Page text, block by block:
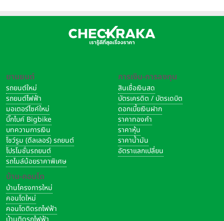
ยานยนต์
รถยนต์ใหม่
รถยนต์ไฟฟ้า
มอเตอร์ไซค์ใหม่
บิ๊กไบค์ Bigbike
บทความการเงิน
โชว์รูม (ดีลเลอร์) รถยนต์
โปรโมชั่นรถยนต์
รถไมล์น้อยราคาพิเศษ
บ้าน-คอนโด
บ้านโครงการใหม่
คอนโดใหม่
คอนโดติดรถไฟฟ้า
การเงิน-การลงทุน
สินเชื่อเงินสด
บัตรเครดิต / บัตรเดบิต
ดอกเบี้ยเงินฝาก
ราคาทองคำ
ราคาหุ้น
ราคาน้ำมัน
อัตราแลกเปลี่ยน